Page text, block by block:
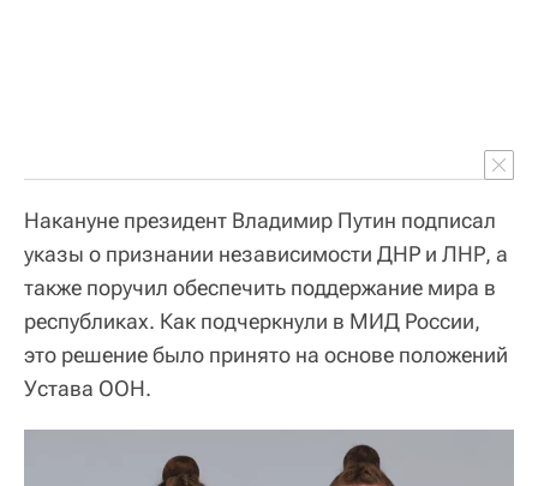
Накануне президент Владимир Путин подписал
указы о признании независимости ДНР и ЛНР, а
также поручил обеспечить поддержание мира в
республиках. Как подчеркнули в МИД России,
это решение было принято на основе положений
Устава ООН.